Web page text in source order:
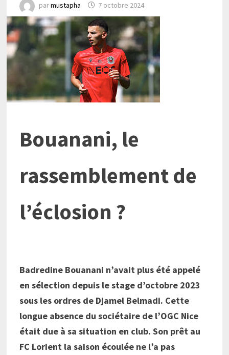
parmustapha 7 octobre 2024
Bouanani, le
rassemblement de
l’éclosion ?
Badredine Bouanani n’avait plus été appelé
en sélection depuis le stage d’octobre 2023
sous les ordres de Djamel Belmadi. Cette
longue absence du sociétaire de l’OGC Nice
était due à sa situation en club. Son prêt au
FC Lorient la saison écoulée ne l’a pas